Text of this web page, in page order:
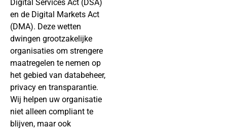
Digital Services Act (DSA)
en de Digital Markets Act
(DMA). Deze wetten
dwingen grootzakelijke
organisaties om strengere
maatregelen te nemen op
het gebied van databeheer,
privacy en transparantie.
Wij helpen uw organisatie
niet alleen compliant te
blijven, maar ook